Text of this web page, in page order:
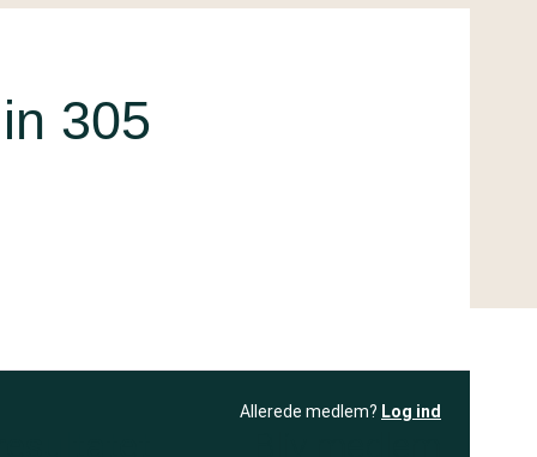
305
Allerede medlem? Log ind